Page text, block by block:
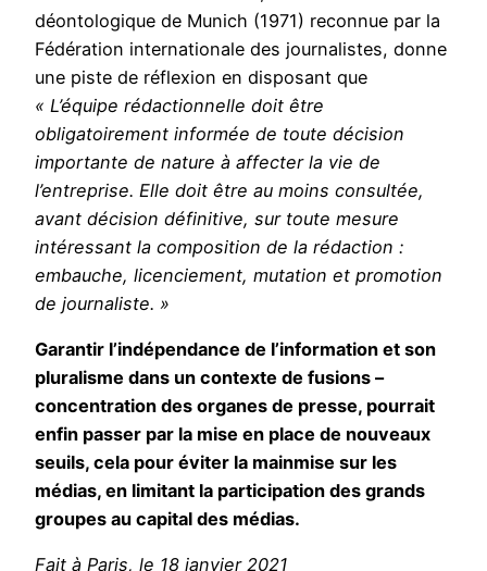
déontologique de Munich (1971) reconnue par la
Fédération internationale des journalistes, donne
une piste de réflexion en disposant que
« L’équipe rédactionnelle doit être
obligatoirement informée de toute décision
importante de nature à affecter la vie de
l’entreprise. Elle doit être au moins consultée,
avant décision définitive, sur toute mesure
intéressant la composition de la rédaction :
embauche, licenciement, mutation et promotion
de journaliste. »
Garantir l’indépendance de l’information et son
pluralisme dans un contexte de fusions –
concentration des organes de presse, pourrait
enfin passer par la mise en place de nouveaux
seuils, cela pour éviter la mainmise sur les
médias, en limitant la participation des grands
groupes au capital des médias.
Fait à Paris, le 18 janvier 2021